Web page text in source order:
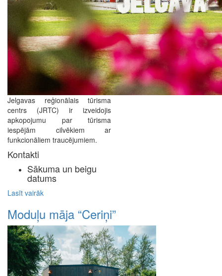
Jelgavas reģionālais tūrisma
centrs (JRTC) ir izveidojis
apkopojumu par tūrisma
iespējām cilvēkiem ar
funkcionāliem traucējumiem.
Kontakti
Sākuma un beigu
datums
Lasīt vairāk
Moduļu māja “Ceriņi”